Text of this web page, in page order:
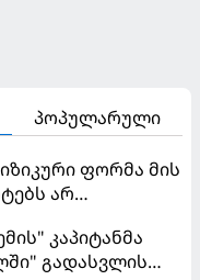
პოპულარული
ფორმა მის
არ
ახალწვეული
კაპიტანმა
გადასვლის